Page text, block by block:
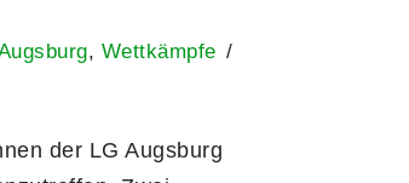
, Wettkämpfe
der LG Augsburg